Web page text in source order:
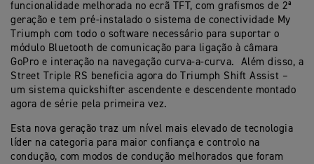
funcionalidade melhorada no ecrã TFT, com grafismos de 2ª
geração e tem pré-instalado o sistema de conectividade My
Triumph com todo o software necessário para suportar o
módulo Bluetooth de comunicação para ligação à câmara
GoPro e interação na navegação curva-a-curva. Além disso, a
Street Triple RS beneficia agora do Triumph Shift Assist –
um sistema quickshifter ascendente e descendente montado
agora de série pela primeira vez.
Esta nova geração traz um nível mais elevado de tecnologia
líder na categoria para maior confiança e controlo na
condução, com modos de condução melhorados que foram